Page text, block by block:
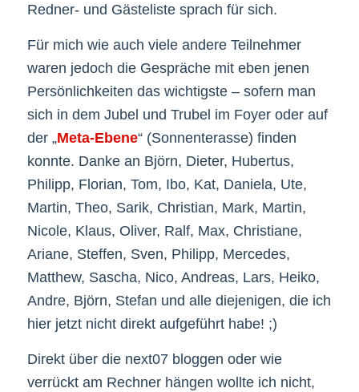
Redner- und Gästeliste sprach für sich.
Für mich wie auch viele andere Teilnehmer
waren jedoch die Gespräche mit eben jenen
Persönlichkeiten das wichtigste – sofern man
sich in dem Jubel und Trubel im Foyer oder auf
der „Meta-Ebene“ (Sonnenterasse) finden
konnte. Danke an Björn, Dieter, Hubertus,
Philipp, Florian, Tom, Ibo, Kat, Daniela, Ute,
Martin, Theo, Sarik, Christian, Mark, Martin,
Nicole, Klaus, Oliver, Ralf, Max, Christiane,
Ariane, Steffen, Sven, Philipp, Mercedes,
Matthew, Sascha, Nico, Andreas, Lars, Heiko,
Andre, Björn, Stefan und alle diejenigen, die ich
hier jetzt nicht direkt aufgeführt habe! ;)
Direkt über die next07 bloggen oder wie
verrückt am Rechner hängen wollte ich nicht,